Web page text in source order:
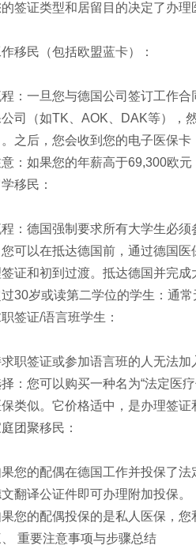
签证类型和居留目的决定了办理
移民（包括欧盟蓝卡）：
：一旦您与德国公司签订工作
司（如TK、AOK、DAK等），
之后，您会收到您的电子医保卡
：如果您的年薪高于69,300欧
移民：
：德国强制要求所有大学生必
您可以在抵达德国前，通过德国
证和初到过渡。抵达德国并完成
过30岁或读第二学位的学生：通
签证/语言班学生：
职签证或参加语言班的人无法加
：您可以购买一种名为“法定医
类似。它价格适中，是办理签
团聚移民：
您的配偶在德国工作并投保了
翻译公证件即可办理附加投保。
您的配偶投保的是私人医保，
、 重要注意事项与步骤总结